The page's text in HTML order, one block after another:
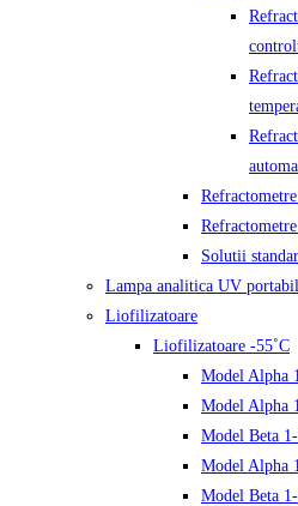
Solutii
Lampa analitica UV
Liofilizatoare
Liofilizatoare -55˚C
Model Alpha
Model Alpha
Model Beta
Model Alpha
Model Beta